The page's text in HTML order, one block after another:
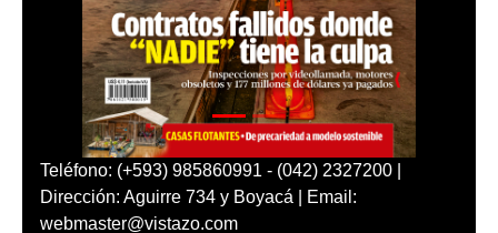
Teléfono: (+593) 985860991 - (042) 2327200 |
Dirección: Aguirre 734 y Boyacá | Email:
webmaster@vistazo.com